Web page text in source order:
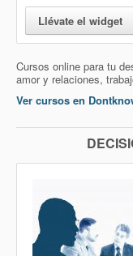
Llévate el widget
Cursos online para tu
amor y relaciones,
Ver cursos en